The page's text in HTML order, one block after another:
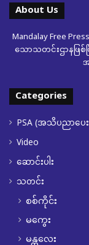
About Us
Mandalay Free
သောသတင်းဌာနဖြစ်
Categories
PSA (အသိပညာပေ
Video
ဆောင်းပါး
သတင်း
စစ်ကိုင်း
မကွေး
မန္တလေး